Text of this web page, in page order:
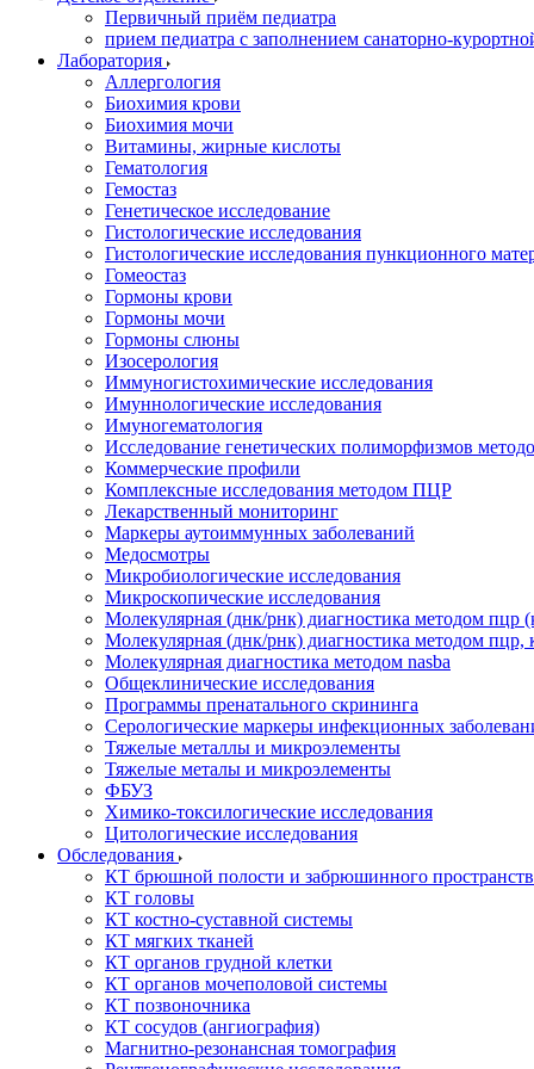
Первичный приём педиатра
прием педиатра с заполнением санаторно-
Лаборатория
Аллергология
Биохимия крови
Биохимия мочи
Витамины, жирные кислоты
Гематология
Гемостаз
Генетическое исследование
Гистологические исследования
Гистологические исследования пункционного
Гомеостаз
Гормоны крови
Гормоны мочи
Гормоны слюны
Изосерология
Иммуногистохимические исследования
Имуннологические исследования
Имуногематология
Исследование генетических полиморфизмов
Коммерческие профили
Комплексные исследования методом ПЦР
Лекарственный мониторинг
Маркеры аутоиммунных заболеваний
Медосмотры
Микробиологические исследования
Микроскопические исследования
Молекулярная (днк/рнк) диагностика методом пцр
Молекулярная (днк/рнк) диагностика методом пцр,
Молекулярная диагностика методом nasba
Общеклинические исследования
Программы пренатального скрининга
Серологические маркеры инфекционных
Тяжелые металлы и микроэлементы
Тяжелые металы и микроэлементы
ФБУЗ
Химико-токсилогические исследования
Цитологические исследования
Обследования
КТ брюшной полости и забрюшинного
КТ головы
КТ костно-суставной системы
КТ мягких тканей
КТ органов грудной клетки
КТ органов мочеполовой системы
КТ позвоночника
КТ сосудов (ангиография)
Магнитно-резонансная томография